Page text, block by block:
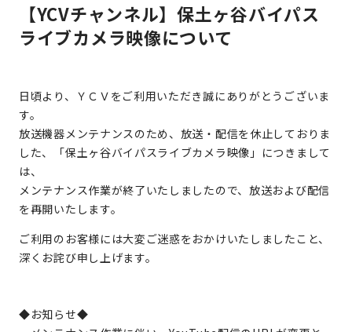
【YCVチャンネル】保土ヶ谷バイパス
ライブカメラ映像について
日頃より、ＹＣＶをご利用いただき誠にありがとうございま
す。
放送機器メンテナンスのため、放送・配信を休止しておりま
した、「保土ヶ谷バイパスライブカメラ映像」につきまして
は、
メンテナンス作業が終了いたしましたので、放送および配信
を再開いたします。
ご利用のお客様には大変ご迷惑をおかけいたしましたこと、
深くお詫び申し上げます。
◆お知らせ◆